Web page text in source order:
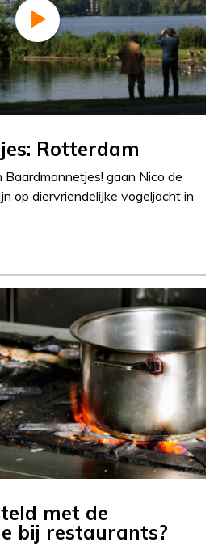
Rotterdam
gaan Nico de
op diervriendelijke vogeljacht in
met de
bij restaurants?